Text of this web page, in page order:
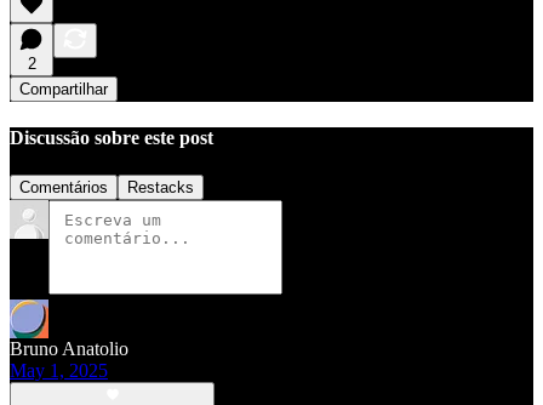
2
Compartilhar
Discussão sobre este post
Comentários Restacks
Bruno Anatolio
May 1, 2025